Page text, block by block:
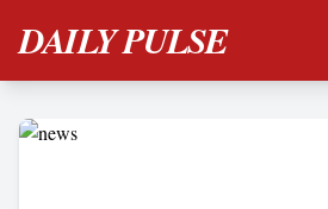
DAILY PULSE